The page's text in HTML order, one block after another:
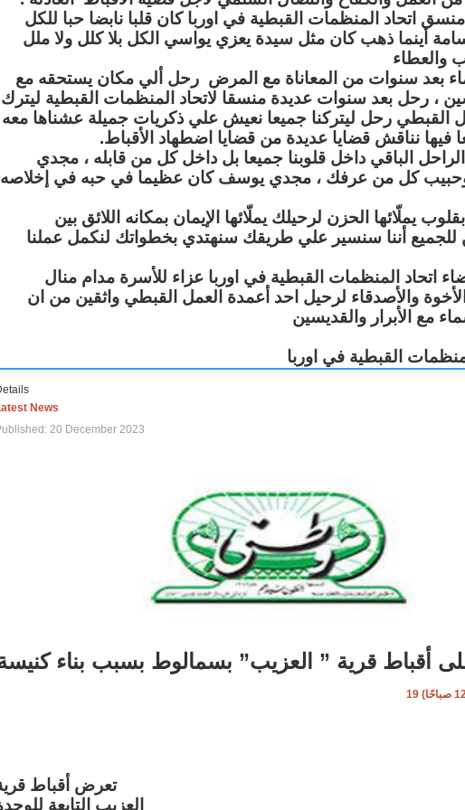
اتحاد المنظمات القبطية في اوربا كان قلبا نابضا حبا للكل
أينما ذهب كان مثل سيدة يعزي يواسي الكل بلا كلل ولا ملل
والعطاء
بعد سنوات من المعاناة مع المرض رحل ألي مكان يستحقه مع
، رحل بعد سنوات عديدة منسقا لاتحاد المنظمات القبطية ليترك
القبطي رحل ليتركنا جميعا نعيش علي ذكريات جميلة عشناها معه
فيها نناقش قضايا عديدة من قضايا اضطهاد الأقباط.
الباقي داخل قلوبنا جميعا بل داخل كل من قابله ، مجدي
كل من عرفك ، مجدي يوسف كان عظيما في حبه في إخلاصه
يملّائها الحزن لرحيلك يملّائها الإيمان بمكانه اللائق بين
للجميع أننا سنسير علي طريقك سنهتدي بخطواتك لنكمل عملنا
اتحاد المنظمات القبطية في اوربا عزاء للأسرة مدام منال
الأخوة والأصدقاء لرحيل احد أعمدة العمل القبطي واثقين من ان
مع الأبرار والقديسين
القبطية في اوربا
News
20 December 2023
أقباط قرية ” العزيب” بسمالوط بسبب بناء
تعرض أقباط
العزيب التابعة